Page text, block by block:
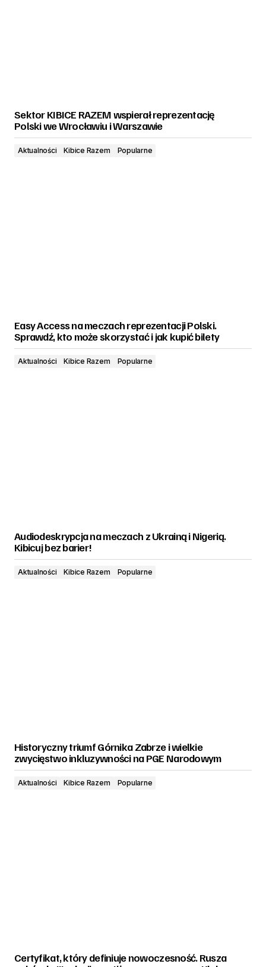
Sektor KIBICE RAZEM wspierał reprezentację
Polski we Wrocławiu i Warszawie
Aktualności Kibice Razem Popularne
Easy Access na meczach reprezentacji Polski.
Sprawdź, kto może skorzystać i jak kupić bilety
Aktualności Kibice Razem Popularne
Audiodeskrypcja na meczach z Ukrainą i Nigerią.
Kibicuj bez barier!
Aktualności Kibice Razem Popularne
Historyczny triumf Górnika Zabrze i wielkie
zwycięstwo inkluzywności na PGE Narodowym
Aktualności Kibice Razem Popularne
Certyfikat, który definiuje nowoczesność. Rusza